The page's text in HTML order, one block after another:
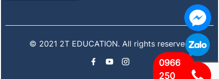
© 2021 2T EDUCATION. All rights reserved
0966
250